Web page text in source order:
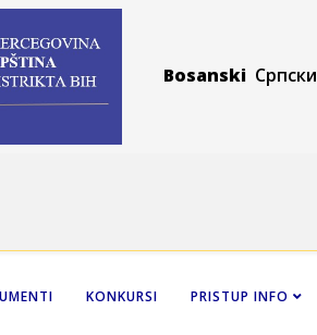
Bosanski Српски
KONKURSI PRISTUP INFO